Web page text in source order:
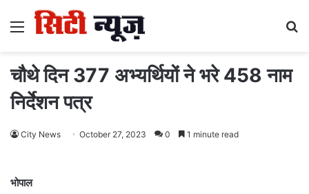
Menu
चौथे दिन 377 अभ्यर्थियों ने भरे 458 नाम
निर्देशन पत्र
City News October 27, 2023 0 1 minute read
भोपाल